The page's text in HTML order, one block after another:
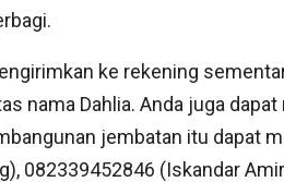
ke rekening
nama Dahlia. Anda juga
jembatan itu dapat
082339452846 (Iskandar